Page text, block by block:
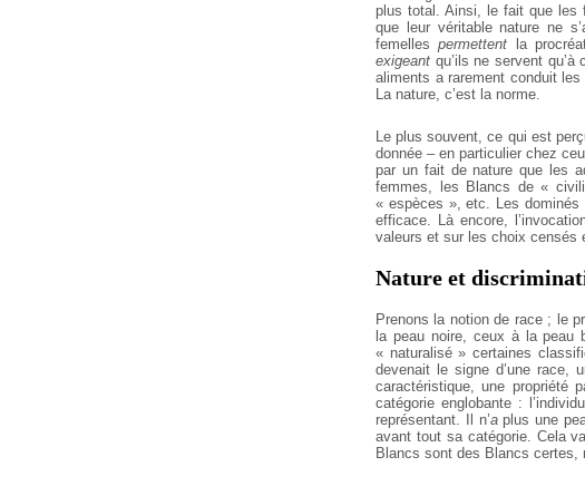
plus total. Ainsi, le fait que les
que leur véritable nature ne
femellespermettent la
exigeant qu’ils ne servent qu’à
aliments a rarement conduit
La nature, c’est la norme.
Le plus souvent, ce qui est
donnée – en particulier chez
par un fait de nature que les
femmes, les Blancs de «
« espèces », etc. Les
efficace. Là encore,
valeurs et sur les choix censés
Nature et
Prenons la notion de race ; le
la peau noire, ceux à la peau
« naturalisé » certaines
devenait le signe d’une race,
caractéristique, une propriété
catégorie englobante : l’individu
représentant. Il n’aplus une
avant tout sa catégorie. Cela
Blancs sont des Blancs certes,